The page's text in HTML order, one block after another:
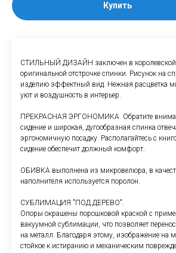
Купить
СТИЛЬНЫЙ ДИЗАЙН заключен в королевской
оригинальной отстрочке спинки. Рисунок на
изделию эффектный вид. Нежная расцветка
уют и воздушность в интерьер.
ПРЕКРАСНАЯ ЭРГОНОМИКА. Обратите
сидение и широкая, дугообразная спинка
эргономичную посадку. Располагайтесь с
сидение обеспечит должный комфорт.
ОБИВКА выполнена из микровелюра, в
наполнителя используется поролон.
СУБЛИМАЦИЯ "ПОД ДЕРЕВО".
Опоры окрашены порошковой краской с
вакуумной сублимации, что позволяет
на металл. Благодаря этому, изображение на
стойкое к истиранию и механическим